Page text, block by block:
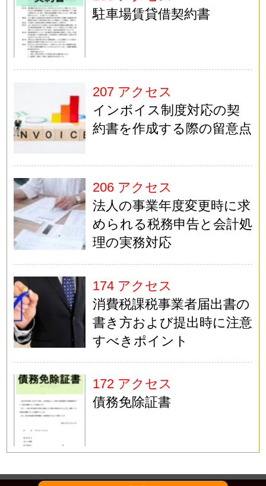
駐車場賃貸借契約書
207 アクセス
インボイス制度対応の契
約書を作成する際の留意点
206 アクセス
法人の事業年度変更時に求
められる税務申告と会計処
理の実務対応
174 アクセス
消費税課税事業者届出書の
書き方および提出時に注意
すべきポイント
172 アクセス
債務免除証書